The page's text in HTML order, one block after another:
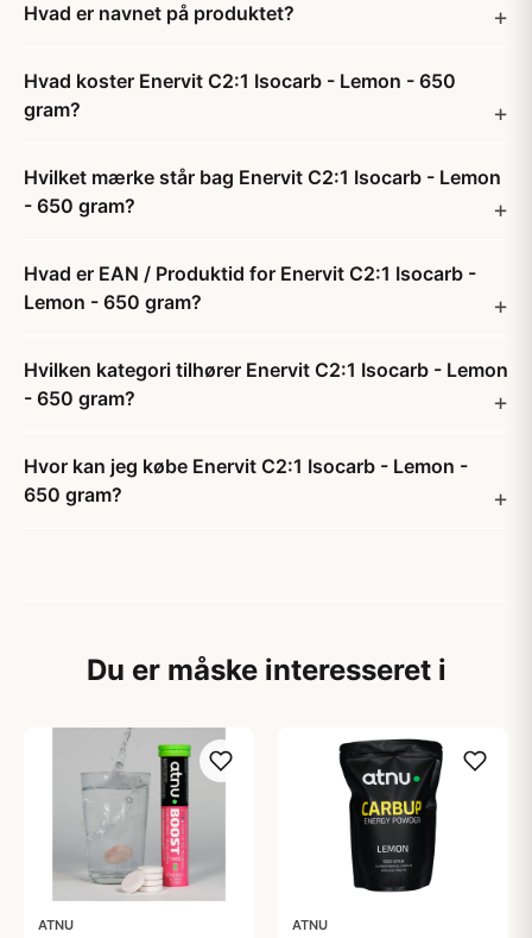
Hvad er navnet på produktet?
Hvad koster Enervit C2:1 Isocarb - Lemon - 650
gram?
Hvilket mærke står bag Enervit C2:1 Isocarb - Lemon
- 650 gram?
Hvad er EAN / Produktid for Enervit C2:1 Isocarb -
Lemon - 650 gram?
Hvilken kategori tilhører Enervit C2:1 Isocarb - Lemon
- 650 gram?
Hvor kan jeg købe Enervit C2:1 Isocarb - Lemon -
650 gram?
Du er måske interesseret i
ATNU ATNU